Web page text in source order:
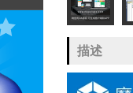
描述